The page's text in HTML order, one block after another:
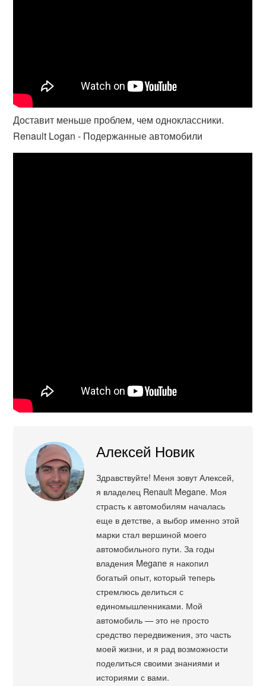
Доставит меньше проблем, чем одноклассники.
Renault Logan - Подержанные автомобили
Алексей Новик
Здравствуйте! Меня зовут Алексей,
я владелец Renault Megane. Моя
страсть к автомобилям началась
еще в детстве, а выбор именно этой
марки стал вершиной моего
автомобильного пути. За годы
владения Megane я накопил
богатый опыт, который теперь
стремлюсь делиться с
единомышленниками. Мой
автомобиль — это не просто
средство передвижения, это часть
моей жизни, и я рад возможности
поделиться своими знаниями и
историями с вами.